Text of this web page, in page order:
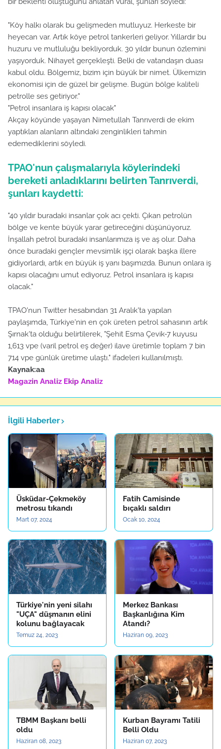
"Köy halkı olarak bu gelişmeden mutluyuz. Herkeste bir
heyecan var. Artık köye petrol tankerleri geliyor. Yıllardır bu
huzuru ve mutluluğu bekliyorduk. 30 yıldır bunun özlemini
yaşıyorduk. Nihayet gerçekleşti. Belki de vatandaşın duası
kabul oldu. Bölgemiz, bizim için büyük bir nimet. Ülkemizin
ekonomisi için de güzel bir gelişme. Bugün bölge kaliteli
petrolle ses getiriyor."
"Petrol insanlara iş kapısı olacak"
Akçay köyünde yaşayan Nimetullah Tanrıverdi de ekim
yaptıkları alanların altındaki zenginlikleri tahmin
edemediklerini söyledi.
TPAO'nun çalışmalarıyla köylerindeki
bereketi anladıklarını belirten Tanrıverdi,
şunları kaydetti:
"40 yıldır buradaki insanlar çok acı çekti. Çıkan petrolün
bölge ve kente büyük yarar getireceğini düşünüyoruz.
İnşallah petrol buradaki insanlarımıza iş ve aş olur. Daha
önce buradaki gençler mevsimlik işçi olarak başka illere
gidiyorlardı, artık en büyük iş yanı başımızda. Bunun onlara iş
kapısı olacağını umut ediyoruz. Petrol insanlara iş kapısı
olacak."
TPAO'nun Twitter hesabından 31 Aralık'ta yapılan
paylaşımda, Türkiye'nin en çok üreten petrol sahasının artık
Şırnak'ta olduğu belirtilerek, "Şehit Esma Çevik-7 kuyusu
1,613 vpe (varil petrol eş değer) ilave üretimle toplam 7 bin
714 vpe günlük üretime ulaştı." ifadeleri kullanılmıştı.
Kaynak:aa
Magazin Analiz Ekip Analiz
İlgili Haberler
Üsküdar-Çekmeköy
metrosu tıkandı
Mart 07, 2024
Fatih Camisinde
bıçaklı saldırı
Ocak 10, 2024
Türkiye'nin yeni silahı
"UÇA" düşmanın elini
kolunu bağlayacak
Temuz 24, 2023
Merkez Bankası
Başkanlığına Kim
Atandı?
Haziran 09, 2023
TBMM Başkanı belli
oldu
Haziran 08, 2023
Kurban Bayramı Tatili
Belli Oldu
Haziran 07, 2023